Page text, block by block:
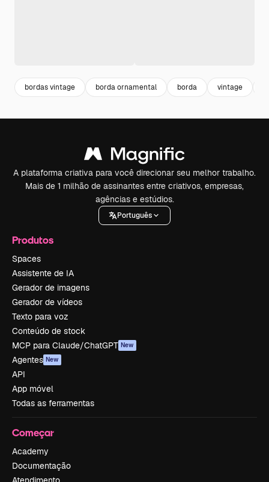
bordas vintage borda ornamental borda vintage
A plataforma criativa para você direcionar seu melhor trabalho.
Mais de 1 milhão de assinantes entre criativos, empresas,
agências e estúdios.
Português
Produtos
Spaces
Assistente de IA
Gerador de imagens
Gerador de vídeos
Texto para voz
Conteúdo de stock
MCP para Claude/ChatGPT New
Agentes New
API
App móvel
Todas as ferramentas
Começar
Academy
Documentação